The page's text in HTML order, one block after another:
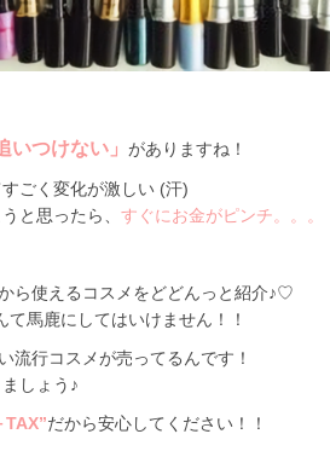
いつけない」 がありますね！
ごく変化が激しい (汗)
と思ったら、 すぐにお金がピンチ。。。
ら使えるコスメをどどんっと紹介♪♡
て馬鹿にしてはいけません！！
流行コスメが売ってるんです！
しょう♪
TAX”だから安心してください！！